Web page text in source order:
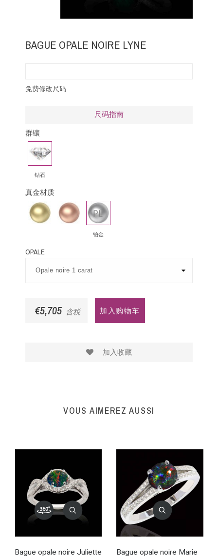
BAGUE OPALE NOIRE LYNE
免费修改尺码
尺码指南
群镶
钻
石
钻石
真金材质
黄
金
玫
瑰
铂
金
铂金
OPALE
€5,705 含税 加入购物车
加入收藏
VOUS AIMEREZ AUSSI
Bague opale noire Juliette Bague opale noire Marie